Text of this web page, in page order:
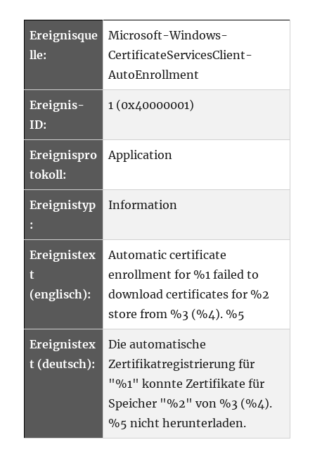
Ereignisque
lle:
Microsoft-Windows-
CertificateServicesClient-
AutoEnrollment
Ereignis-
ID:
1 (0x40000001)
Ereignispro
tokoll:
Application
Ereignistyp
:
Information
Ereignistex
t
(englisch):
Automatic certificate
enrollment for %1 failed to
download certificates for %2
store from %3 (%4). %5
Ereignistex
t (deutsch):
Die automatische
Zertifikatregistrierung für
"%1" konnte Zertifikate für
Speicher "%2" von %3 (%4).
%5 nicht herunterladen.